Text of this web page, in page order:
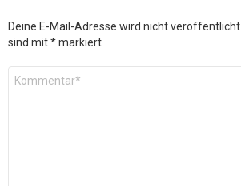
Deine E-Mail-Adresse wird nicht veröffentlicht.
sind mit*markiert
Kommentar